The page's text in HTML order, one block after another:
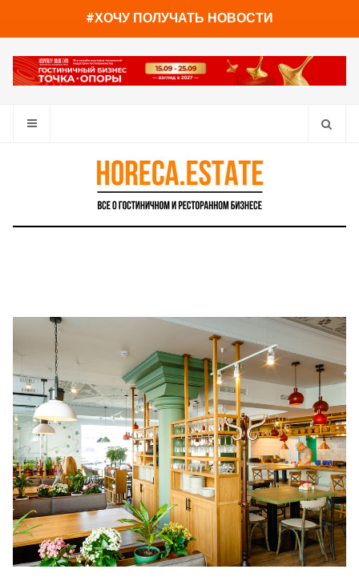
#ХОЧУ ПОЛУЧАТЬ НОВОСТИ